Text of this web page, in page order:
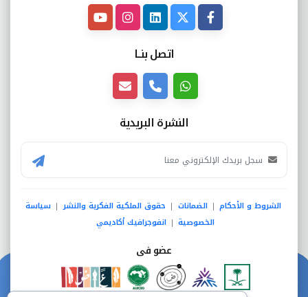
اتصل بنــا
النشرة البريدية
الشروط و الأحكام | الضمانات | حقوق الملكية الفكرية والنشر | سياسة
الخصوصية | انفوجرافيك أكاديمي
عضو فى